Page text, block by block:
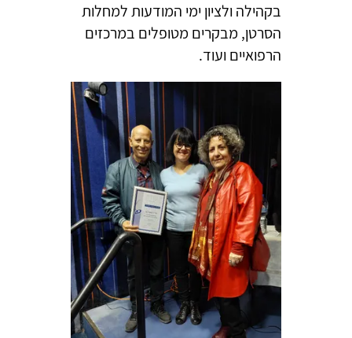
בקהילה ולציון ימי המודעות למחלות
הסרטן, מבקרים מטופלים במרכזים
הרפואיים ועוד.